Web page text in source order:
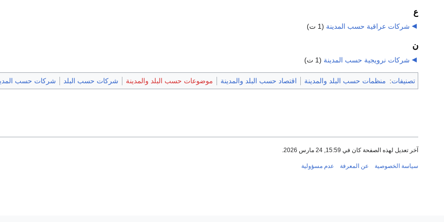
ع
شركات عراقية حسب المدينة (1 ت)
ن
شركات نرويجية حسب المدينة (1 ت)
تصنيفات: منظمات حسب البلد والمدينة اقتصاد حسب البلد والمدينة موضوعات حسب البلد والمدينة شركات حسب البلد شركات حسب
آخر تعديل لهذه الصفحة كان في 15:59, 24 مارس 2026.
سياسة الخصوصية عن المعرفة عدم مسؤولية